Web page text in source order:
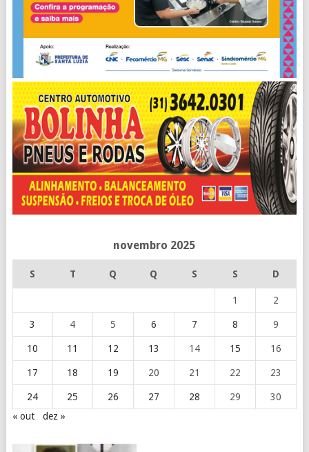
novembro 2025
S T Q Q S S D
1 2
3 4 5 6 7 8 9
10 11 12 13 14 15 16
17 18 19 20 21 22 23
24 25 26 27 28 29
30
« out
dez »